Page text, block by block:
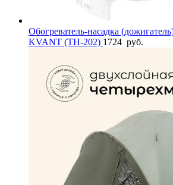
Обогреватель-насадка
KVANT (TH-202) 1724 руб.